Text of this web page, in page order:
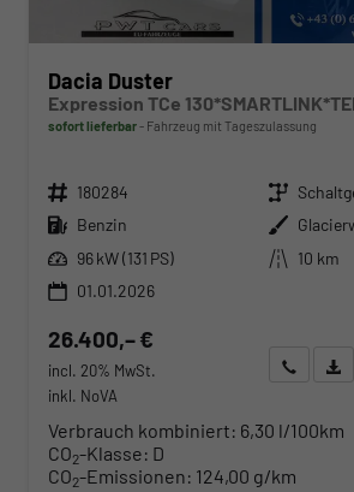
Dacia Duster
sofort lieferbar Fahrzeug mit Tageszulassung
Fahrzeugnr. 180284 Getriebe
Kraftstoff Benzin Außenfarbe
Leistung 96 kW (131 PS) Kilometerstand
10 km
01.01.2026
26.400,– €
incl. 20% MwSt.
inkl. NoVA
Wir rufen
Verbrauch kombiniert: 6,30 l/100km
CO2-Klasse: D
CO2-Emissionen: 124,00 g/km